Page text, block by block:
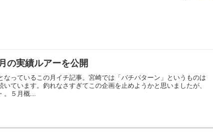
の実績ルアーを公開
っているこの月イチ記事。宮崎では「バチパターン」というものは
ています。釣れなさすぎてこの企画を止めようかと思いましたが、
。５月概...